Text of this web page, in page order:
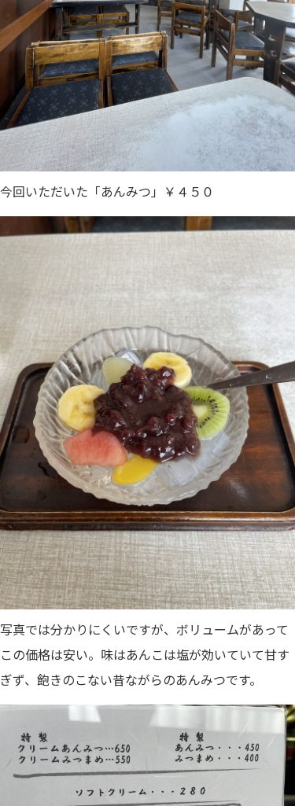
今回いただいた「あんみつ」￥４５０
写真では分かりにくいですが、ボリュームがあって
この価格は安い。味はあんこは塩が効いていて甘す
ぎず、飽きのこない昔ながらのあんみつです。